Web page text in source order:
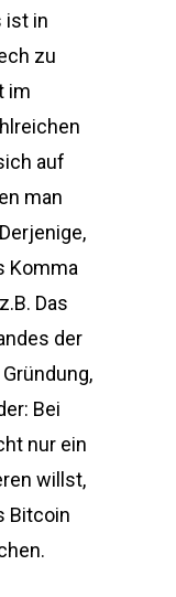
ist in
zu
im
auf
man
Komma
Das
der
Bei
nur ein
willst,
Bitcoin